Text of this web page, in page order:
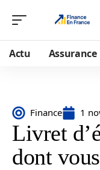
Actu Assurance
Finance 1
Livret
dont